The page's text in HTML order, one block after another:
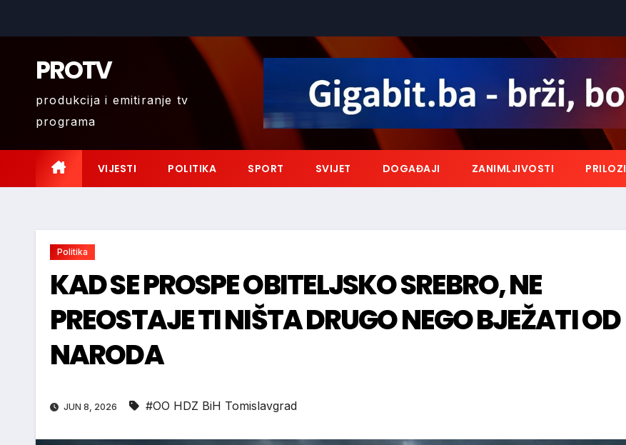
PROTV
produkcija i emitiranje tv
programa
VIJESTI POLITIKA SPORT SVIJET DOGAĐAJI ZANIMLJIVOSTI PRILOZI
Politika
KAD SE PROSPE OBITELJSKO SREBRO, NE
PREOSTAJE TI NIŠTA DRUGO NEGO BJEŽATI OD
NARODA
JUN 8, 2026 #OO HDZ BiH Tomislavgrad